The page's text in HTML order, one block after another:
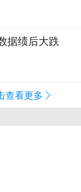
据绩后大跌
查看更多